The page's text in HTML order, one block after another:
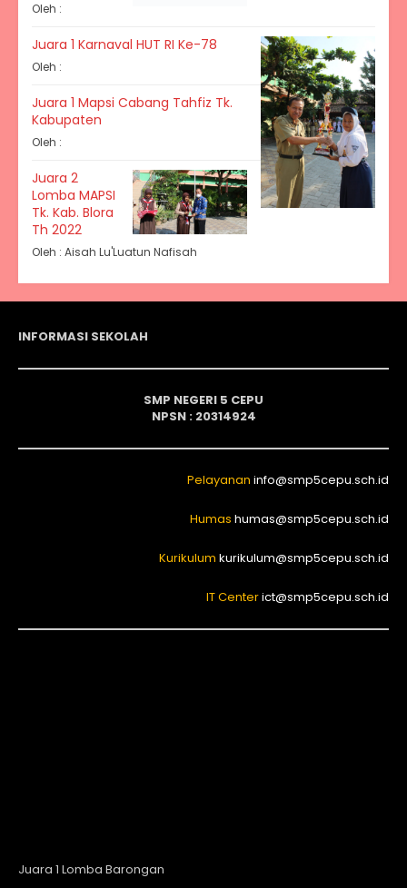
Oleh :
Juara 1 Karnaval HUT RI Ke-78
Oleh :
Juara 1 Mapsi Cabang Tahfiz Tk.
Kabupaten
Oleh :
Juara 2
Lomba MAPSI
Tk. Kab. Blora
Th 2022
Oleh : Aisah Lu'Luatun Nafisah
INFORMASI SEKOLAH
SMP NEGERI 5 CEPU
NPSN : 20314924
Pelayanan info@smp5cepu.sch.id
Humas humas@smp5cepu.sch.id
Kurikulum kurikulum@smp5cepu.sch.id
IT Centerict@smp5cepu.sch.id
Juara 1 Lomba Barongan